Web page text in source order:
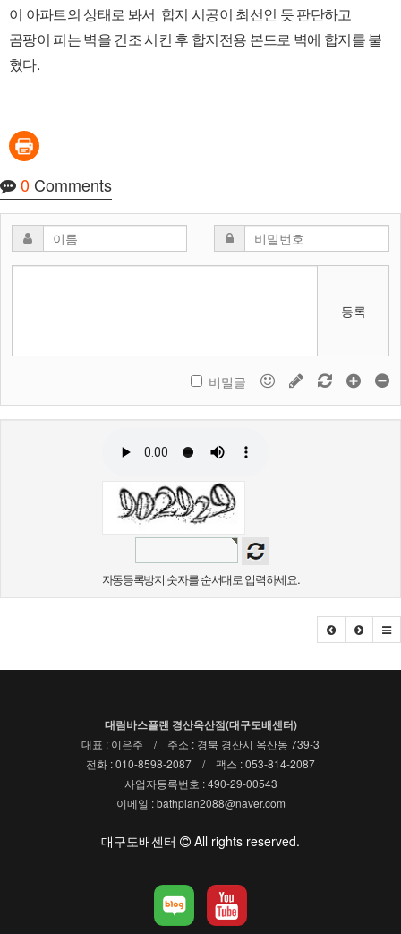
이 아파트의 상태로 봐서 합지 시공이 최선인 듯 판단하고
곰팡이 피는 벽을 건조 시킨 후 합지전용 본드로 벽에 합지를 붙
혔다.
0 Comments
등록
비밀글
자동등록방지 숫자를 순서대로 입력하세요.
대림바스플랜 경산옥산점(대구도배센터)
대표 : 이은주 / 주소 : 경북 경산시 옥산동 739-3
전화 : 010-8598-2087 / 팩스 : 053-814-2087
사업자등록번호 : 490-29-00543
이메일 : bathplan2088@naver.com
대구도배센터 All rights reserved.